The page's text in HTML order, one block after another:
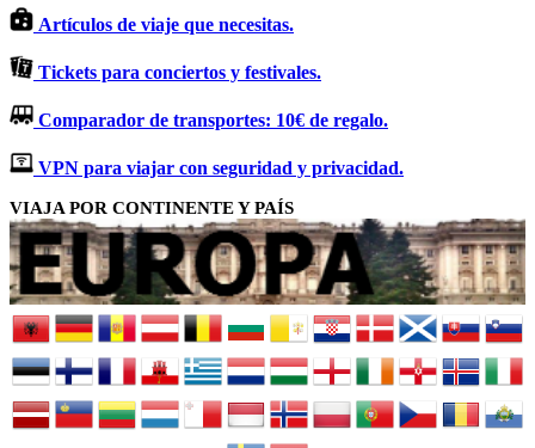
Artículos de viaje que necesitas.
Tickets para conciertos y festivales.
Comparador de transportes: 10€ de regalo.
VPN para viajar con seguridad y privacidad.
VIAJA POR CONTINENTE Y PAÍS